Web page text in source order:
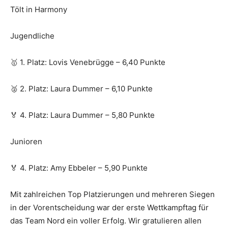
Tölt in Harmony
Jugendliche
🥇 1. Platz: Lovis Venebrügge – 6,40 Punkte
🥈 2. Platz: Laura Dummer – 6,10 Punkte
🏅 4. Platz: Laura Dummer – 5,80 Punkte
Junioren
🏅 4. Platz: Amy Ebbeler – 5,90 Punkte
Mit zahlreichen Top Platzierungen und mehreren Siegen
in der Vorentscheidung war der erste Wettkampftag für
das Team Nord ein voller Erfolg. Wir gratulieren allen